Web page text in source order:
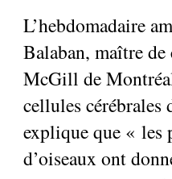
L’hebdomadaire
Balaban, maître de
McGill de
cellules
explique que « les
d’oiseaux ont